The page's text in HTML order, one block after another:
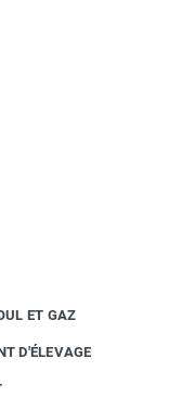
ET GAZ
D'ÉLEVAGE